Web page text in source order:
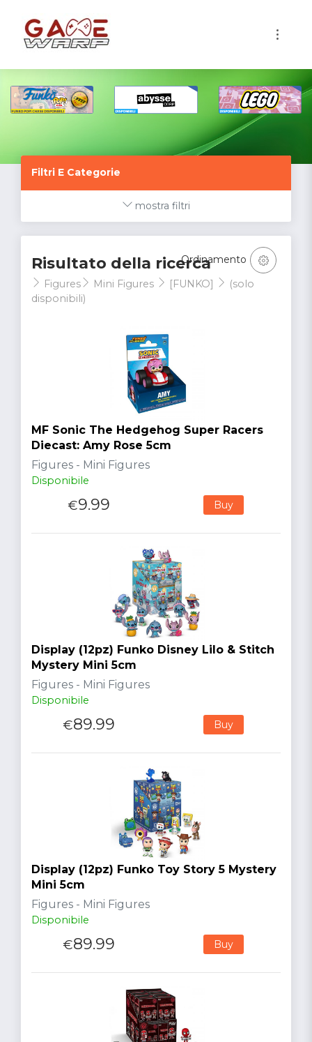
Filtri E Categorie
mostra filtri
Risultato della ricerca
Figures Mini Figures [FUNKO]
(solo
disponibili)
Ordinamento
MF Sonic The Hedgehog Super Racers
Diecast: Amy Rose 5cm
Figures - Mini Figures
Disponibile
€9.99 Buy
Display (12pz) Funko Disney Lilo & Stitch
Mystery Mini 5cm
Figures - Mini Figures
Disponibile
€89.99 Buy
Display (12pz) Funko Toy Story 5 Mystery
Mini 5cm
Figures - Mini Figures
Disponibile
€89.99 Buy